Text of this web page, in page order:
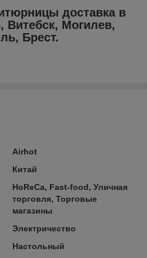
доставка в
Витебск, Могилев,
Брест.
Airhot
Китай
HoReCa, Fast-food, Уличная
торговля, Торговые
магазины
Электричество
Настольный